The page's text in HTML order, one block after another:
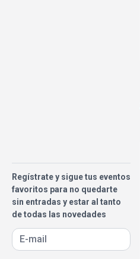
Regístrate y sigue tus eventos
favoritos para no quedarte
sin entradas y estar al tanto
de todas las novedades